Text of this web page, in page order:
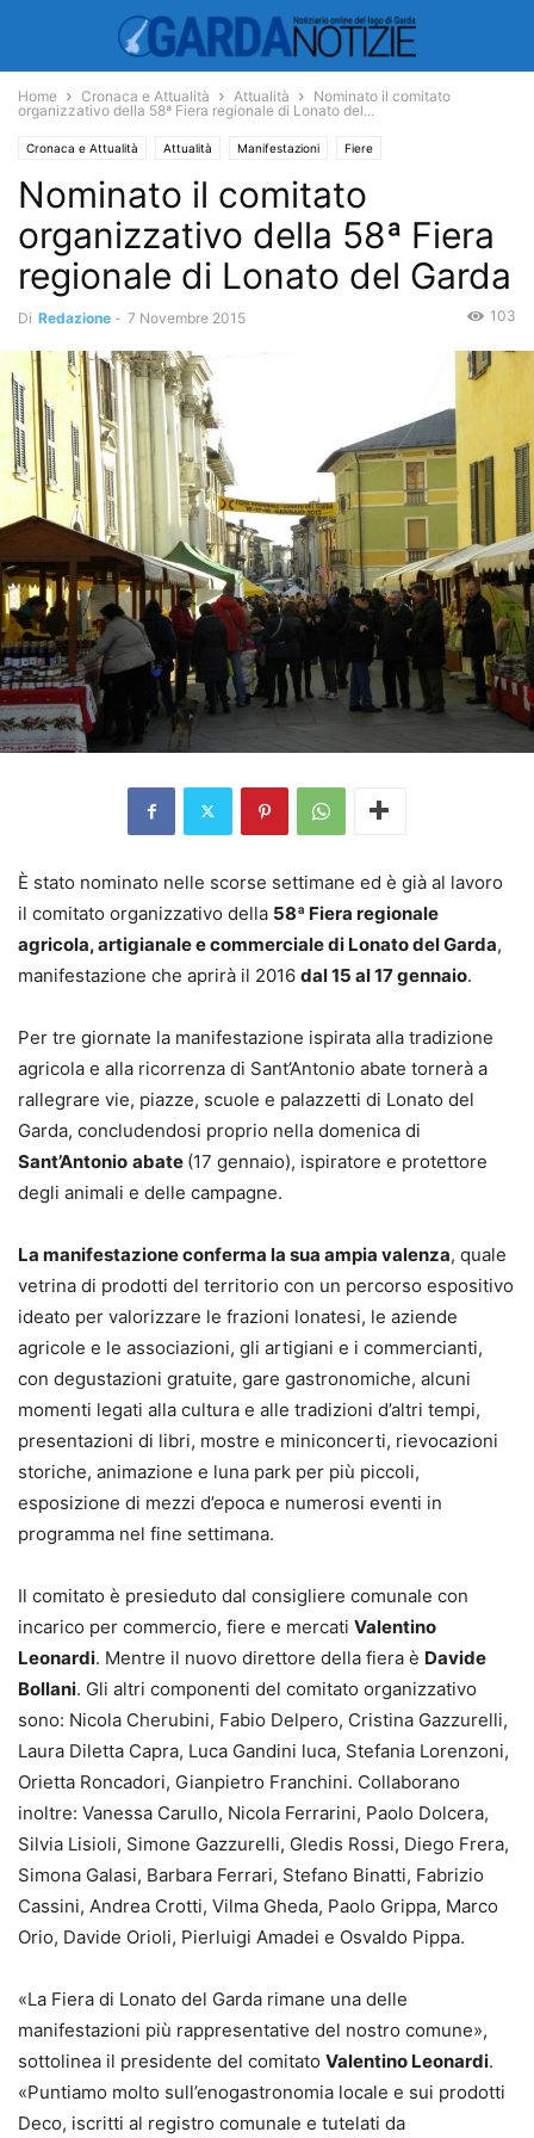
Home Cronaca e Attualità Attualità
Nominato il comitato
organizzativo della 58ª Fiera regionale di Lonato del...
Cronaca e Attualità Attualità Manifestazioni Fiere
Nominato il comitato
organizzativo della 58ª Fiera
regionale di Lonato del Garda
Di Redazione - 7 Novembre 2015 103
È stato nominato nelle scorse settimane ed è già al lavoro
il comitato organizzativo della 58ª Fiera regionale
agricola, artigianale e commerciale di Lonato del Garda,
manifestazione che aprirà il 2016 dal 15 al 17 gennaio.
Per tre giornate la manifestazione ispirata alla tradizione
agricola e alla ricorrenza di Sant’Antonio abate tornerà a
rallegrare vie, piazze, scuole e palazzetti di Lonato del
Garda, concludendosi proprio nella domenica di
Sant’Antonio abate (17 gennaio), ispiratore e protettore
degli animali e delle campagne.
La manifestazione conferma la sua ampia valenza, quale
vetrina di prodotti del territorio con un percorso espositivo
ideato per valorizzare le frazioni lonatesi, le aziende
agricole e le associazioni, gli artigiani e i commercianti,
con degustazioni gratuite, gare gastronomiche, alcuni
momenti legati alla cultura e alle tradizioni d’altri tempi,
presentazioni di libri, mostre e miniconcerti, rievocazioni
storiche, animazione e luna park per più piccoli,
esposizione di mezzi d’epoca e numerosi eventi in
programma nel fine settimana.
Il comitato è presieduto dal consigliere comunale con
incarico per commercio, fiere e mercati Valentino
Leonardi. Mentre il nuovo direttore della fiera è Davide
Bollani. Gli altri componenti del comitato organizzativo
sono: Nicola Cherubini, Fabio Delpero, Cristina Gazzurelli,
Laura Diletta Capra, Luca Gandini luca, Stefania Lorenzoni,
Orietta Roncadori, Gianpietro Franchini. Collaborano
inoltre: Vanessa Carullo, Nicola Ferrarini, Paolo Dolcera,
Silvia Lisioli, Simone Gazzurelli, Gledis Rossi, Diego Frera,
Simona Galasi, Barbara Ferrari, Stefano Binatti, Fabrizio
Cassini, Andrea Crotti, Vilma Gheda, Paolo Grippa, Marco
Orio, Davide Orioli, Pierluigi Amadei e Osvaldo Pippa.
«La Fiera di Lonato del Garda rimane una delle
manifestazioni più rappresentative del nostro comune»,
sottolinea il presidente del comitato Valentino Leonardi.
«Puntiamo molto sull’enogastronomia locale e sui prodotti
Deco, iscritti al registro comunale e tutelati da